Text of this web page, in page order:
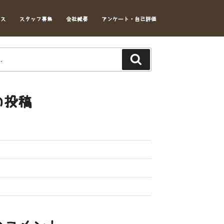
スタッフ募集 会社概要 アンケート・自己評価
投稿